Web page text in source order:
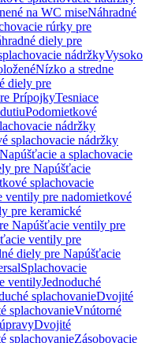
na WC miseNáhradné
rúrky pre
diely pre
nádržkyVysoko
Nízko a stredne
diely pre
PrípojkyTesniace
Podomietkové
nádržky
splachovacie nádržky
Napúšťacie a splachovacie
pre Napúšťacie
splachovacie
ventily pre nadomietkové
pre keramické
Napúšťacie ventily pre
ventily pre
diely pre Napúšťacie
Splachovacie
ventilyJednoduché
splachovanieDvojité
splachovanieVnútorné
Dvojité
splachovanieZásobovacie